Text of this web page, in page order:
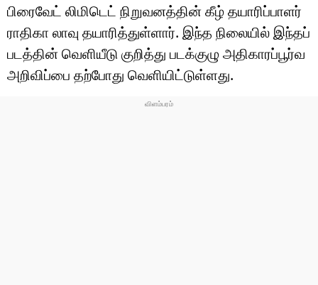
பிரைவேட் லிமிடெட் நிறுவனத்தின் கீழ் தயாரிப்பாளர்
ராதிகா லாவு தயாரித்துள்ளார். இந்த நிலையில் இந்தப்
படத்தின் வெளியீடு குறித்து படக்குழு அதிகாரப்பூர்வ
அறிவிப்பை தற்போது வெளியிட்டுள்ளது.